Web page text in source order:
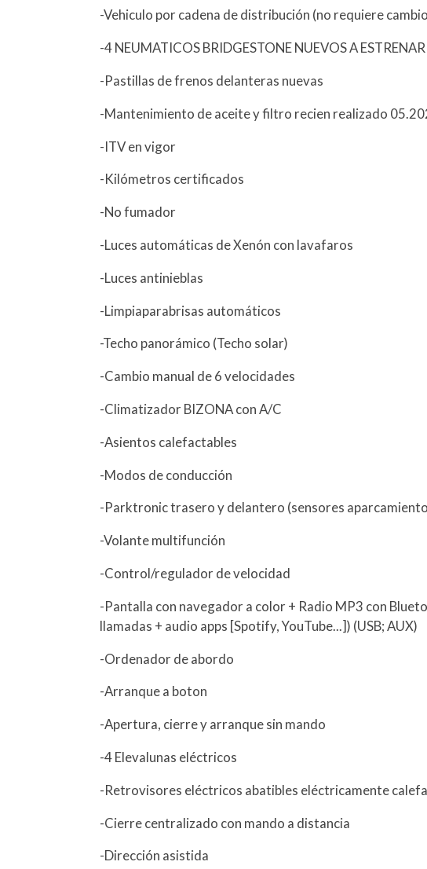
-Vehiculo por cadena de distribución (no requiere
-4 NEUMATICOS BRIDGESTONE NUEVOS A ESTRENAR
-Pastillas de frenos delanteras nuevas
-Mantenimiento de aceite y filtro recien realizado
-ITV en vigor
-Kilómetros certificados
-No fumador
-Luces automáticas de Xenón con lavafaros
-Luces antinieblas
-Limpiaparabrisas automáticos
-Techo panorámico (Techo solar)
-Cambio manual de 6 velocidades
-Climatizador BIZONA con A/C
-Asientos calefactables
-Modos de conducción
-Parktronic trasero y delantero (sensores
-Volante multifunción
-Control/regulador de velocidad
-Pantalla con navegador a color + Radio MP3 con
llamadas + audio apps [Spotify, YouTube...]) (USB; AUX)
-Ordenador de abordo
-Arranque a boton
-Apertura, cierre y arranque sin mando
-4 Elevalunas eléctricos
-Retrovisores eléctricos abatibles eléctricamente
-Cierre centralizado con mando a distancia
-Dirección asistida